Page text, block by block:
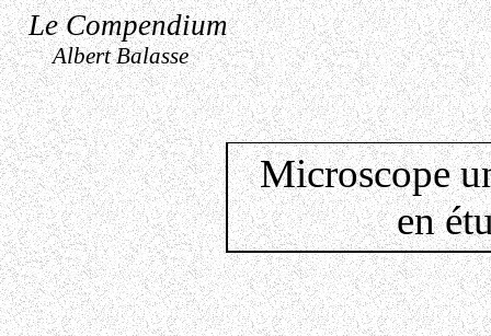
Le Compendium
Albert Balasse
Microscope
en